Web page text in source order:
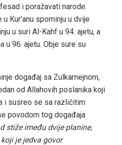
i poražavati narode.
u Kur’anu spominju u dvije
u suri Al-Kahf u 94. ajetu, a
u 96. ajetu. Obje sure su
događaj sa Zulkarnejnom,
od Allahovih poslanika koji
i susreo se sa različitim
povodom tog događaja
stiže imeđu dvije planine,
je jedva govor